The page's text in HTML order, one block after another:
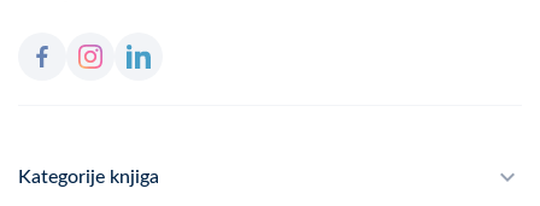
Kategorije knjiga